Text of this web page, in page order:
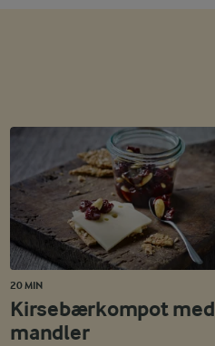
20 MIN
Kirsebærkompot med
mandler